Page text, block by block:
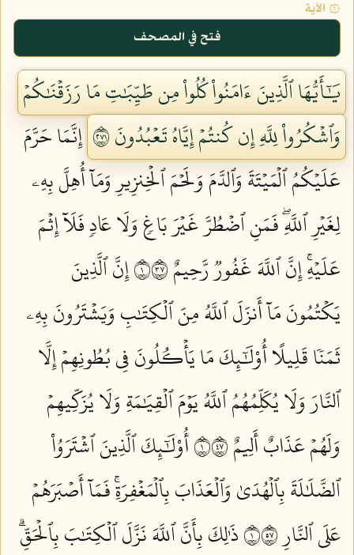
۞ الآية
فتح في المصحف
يَٰٓأَيُّهَا ٱلَّذِينَ ءَامَنُواْ كُلُواْ مِن طَيِّبَٰتِ مَا رَزَقۡنَٰكُمۡ
وَٱشۡكُرُواْ لِلَّهِ إِن كُنتُمۡ إِيَّاهُ تَعۡبُدُونَ ١٧٢
إِنَّمَا حَرَّمَ
عَلَيۡكُمُ ٱلۡمَيۡتَةَ وَٱلدَّمَ وَلَحۡمَ ٱلۡخِنزِيرِ وَمَآ أُهِلَّ بِهِۦ
لِغَيۡرِ ٱللَّهِۖ فَمَنِ ٱضۡطُرَّ غَيۡرَ بَاغٖ وَلَا عَادٖ فَلَآ إِثۡمَ
عَلَيۡهِۚ إِنَّ ٱللَّهَ غَفُورٞ رَّحِيمٌ ١٧٣
إِنَّ ٱلَّذِينَ
يَكۡتُمُونَ مَآ أَنزَلَ ٱللَّهُ مِنَ ٱلۡكِتَٰبِ وَيَشۡتَرُونَ بِهِۦ
ثَمَنٗا قَلِيلًا أُوْلَٰٓئِكَ مَا يَأۡكُلُونَ فِي بُطُونِهِمۡ إِلَّا
ٱلنَّارَ وَلَا يُكَلِّمُهُمُ ٱللَّهُ يَوۡمَ ٱلۡقِيَٰمَةِ وَلَا يُزَكِّيهِمۡ
وَلَهُمۡ عَذَابٌ أَلِيمٌ ١٧٤
أُوْلَٰٓئِكَ ٱلَّذِينَ ٱشۡتَرَوُاْ
ٱلضَّلَٰلَةَ بِٱلۡهُدَىٰ وَٱلۡعَذَابَ بِٱلۡمَغۡفِرَةِۚ فَمَآ أَصۡبَرَهُمۡ
عَلَى ٱلنَّارِ ١٧٥
ذَٰلِكَ بِأَنَّ ٱللَّهَ نَزَّلَ ٱلۡكِتَٰبَ بِٱلۡحَقِّۗ